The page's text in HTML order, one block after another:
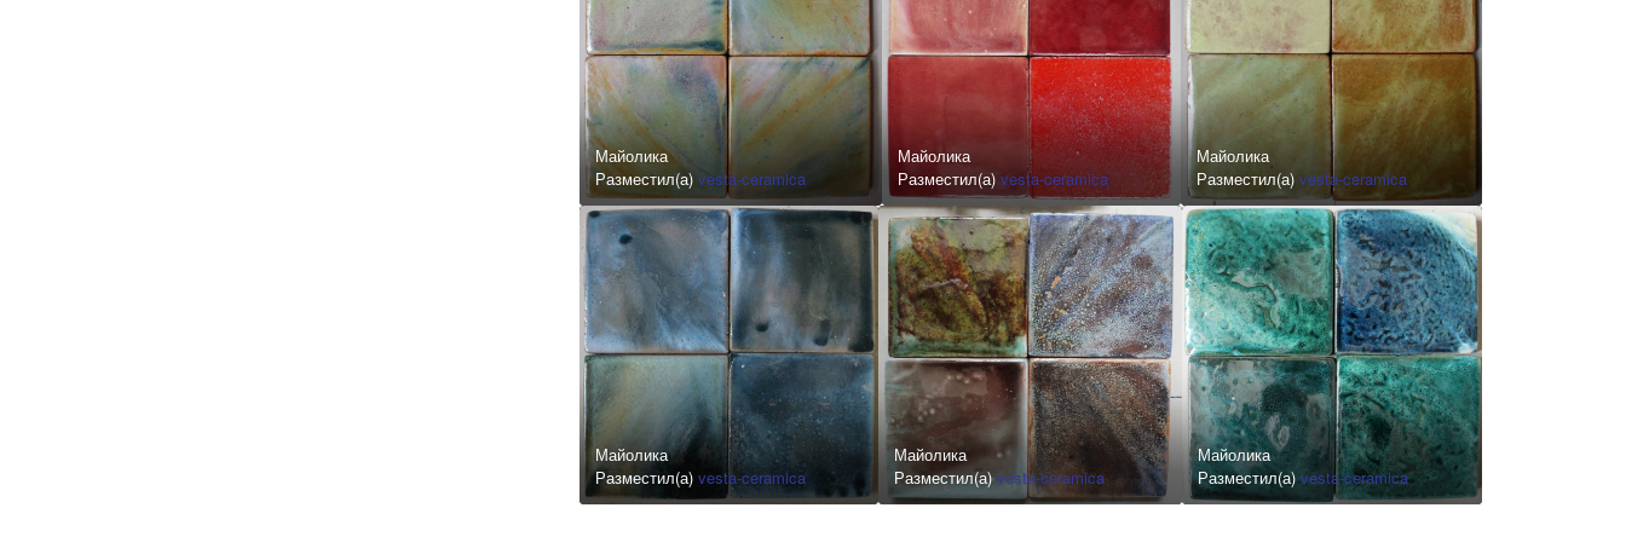
Майолика
Разместил(а)vesta-ceramica
Майолика
Разместил(а) vesta-ceramica
Майолика
Разместил(а)vesta-ceramica
Майолика
Разместил(а) vesta-ceramica
Майолика
Разместил(а)vesta-ceramica
Майолика
Разместил(а)vesta-ceramica